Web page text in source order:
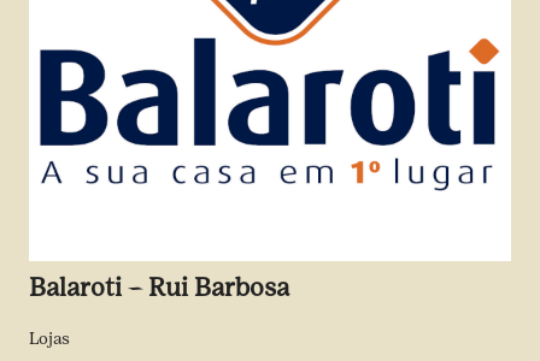
Balaroti – Rui Barbosa
Lojas